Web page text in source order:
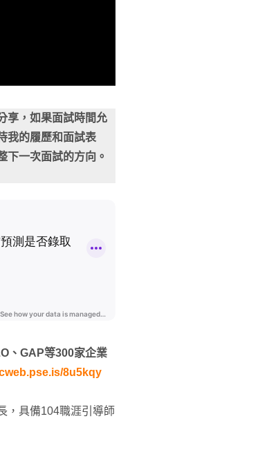
享，如果面試時間允
我的履歷和面試表
下一次面試的方向。
、GAP等300家企業
8u5kqy
，具備104職涯引導師